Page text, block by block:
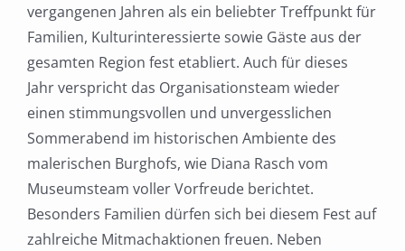
vergangenen Jahren als ein beliebter Treffpunkt für
Familien, Kulturinteressierte sowie Gäste aus der
gesamten Region fest etabliert. Auch für dieses
Jahr verspricht das Organisationsteam wieder
einen stimmungsvollen und unvergesslichen
Sommerabend im historischen Ambiente des
malerischen Burghofs, wie Diana Rasch vom
Museumsteam voller Vorfreude berichtet.
Besonders Familien dürfen sich bei diesem Fest auf
zahlreiche Mitmachaktionen freuen. Neben